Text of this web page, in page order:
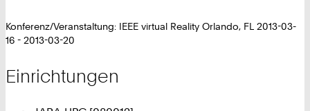
Konferenz/Veranstaltung: IEEE virtual Reality Orlando, FL 2013-03-
16 - 2013-03-20
Einrichtungen